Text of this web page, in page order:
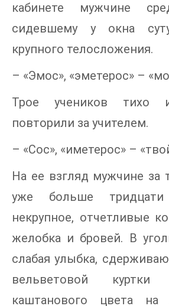
кабинете мужчине
сидевшему у окна
крупного телосложения.
– «Эмос», «эметерос» –
Трое учеников тихо
повторили за учителем.
– «Сос», «иметерос» –
На ее взгляд мужчине за
уже больше
некрупное, отчетливые
желобка и бровей. В
слабая улыбка,
вельветовой куртки
каштанового цвета